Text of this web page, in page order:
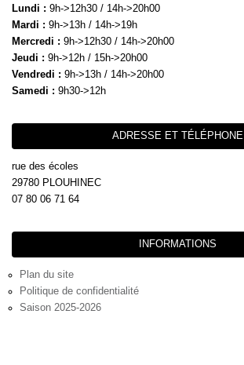
Lundi : 9h->12h30 / 14h->20h00
Mardi : 9h->13h / 14h->19h
Mercredi : 9h->12h30 / 14h->20h00
Jeudi : 9h->12h / 15h->20h00
Vendredi : 9h->13h / 14h->20h00
Samedi : 9h30->12h
ADRESSE ET TÉLÉPHONE
rue des écoles
29780 PLOUHINEC
07 80 06 71 64
INFORMATIONS
Plan du site
Politique de confidentialité
Saison 2025-2026